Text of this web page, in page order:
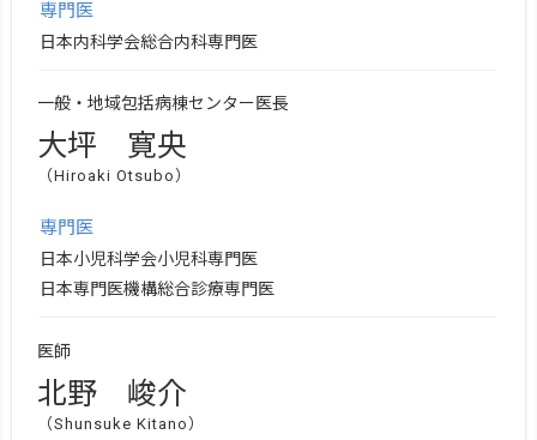
専門医
日本内科学会総合内科専門医
一般・地域包括病棟センター医長
大坪 寛央
（Hiroaki Otsubo）
専門医
日本小児科学会小児科専門医
日本専門医機構総合診療専門医
医師
北野 峻介
（Shunsuke Kitano）